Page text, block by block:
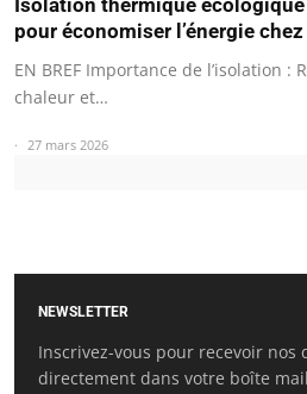
pour économiser l’énergie
EN BREF Importance de l’isolation
chaleur et…
27 mars 2026
NEWSLETTER
Inscrivez-vous pour recevoir nos
directement dans votre boîte